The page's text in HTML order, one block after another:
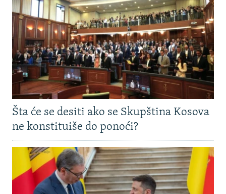
Šta će se desiti ako se Skupština Kosova
ne konstituiše do ponoći?